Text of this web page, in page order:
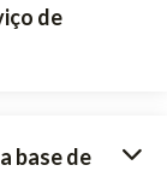
de
base de